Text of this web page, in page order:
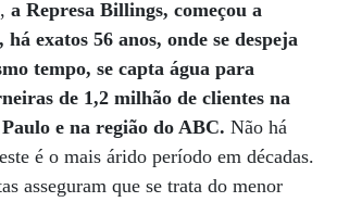
a Represa Billings, começou a
exatos 56 anos, onde se despeja
tempo, se capta água para
de 1,2 milhão de clientes na
e na região do ABC. Não há
é o mais árido período em décadas.
asseguram que se trata do menor